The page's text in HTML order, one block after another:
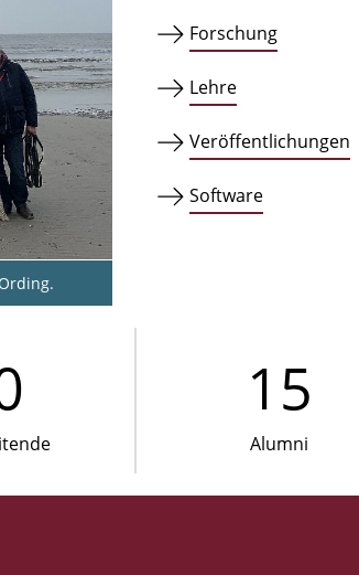
Forschung
Lehre
Veröffentlichungen
Software
15
Alumni